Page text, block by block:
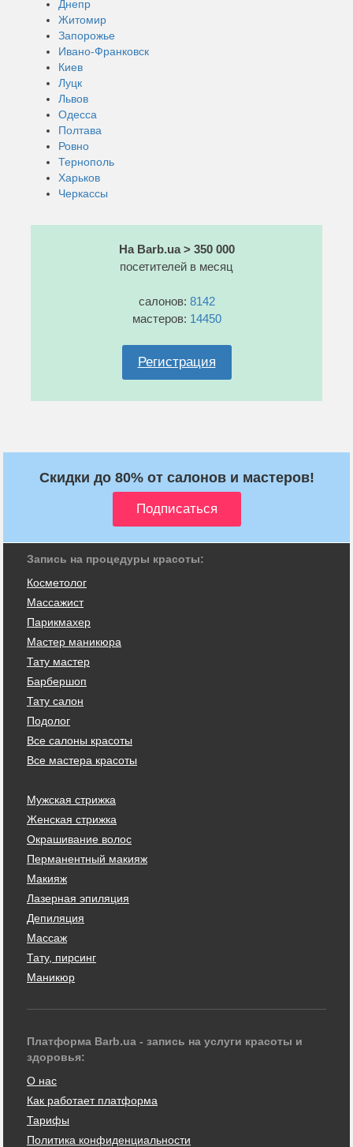
Днепр
Житомир
Запорожье
Ивано-Франковск
Киев
Луцк
Львов
Одесса
Полтава
Ровно
Тернополь
Харьков
Черкассы
На Barb.ua > 350 000
посетителей в месяц
салонов: 8142
мастеров: 14450
Регистрация
Скидки до 80% от салонов и мастеров!
Запись на процедуры красоты:
Косметолог
Массажист
Парикмахер
Мастер маникюра
Тату мастер
Барбершоп
Тату салон
Подолог
Все салоны красоты
Все мастера красоты
Мужская стрижка
Женская стрижка
Окрашивание волос
Перманентный макияж
Макияж
Лазерная эпиляция
Депиляция
Массаж
Тату, пирсинг
Маникюр
Платформа Barb.ua - запись на услуги красоты и
здоровья:
О нас
Как работает платформа
Тарифы
Политика конфиденциальности